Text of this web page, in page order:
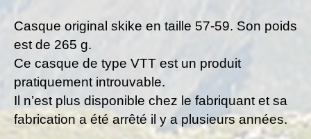
Casque original skike en taille 57-59. Son poids
est de 265 g.
Ce casque de type VTT est un produit
pratiquement introuvable.
Il n’est plus disponible chez le fabriquant et sa
fabrication a été arrêté il y a plusieurs années.